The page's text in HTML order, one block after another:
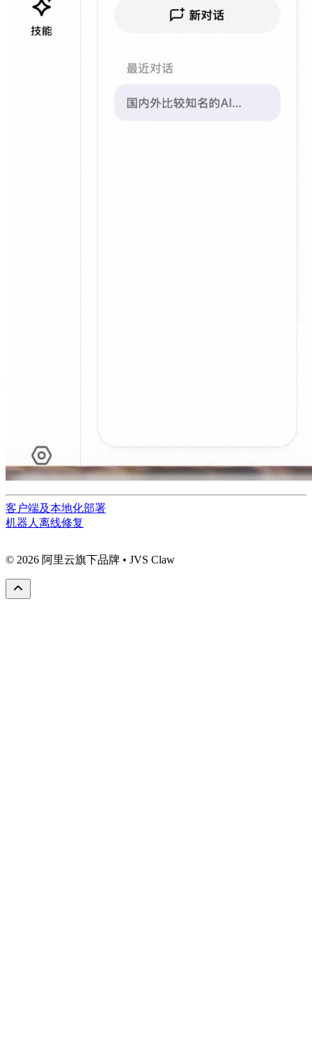
客户端及本地化部署
机器人离线修复
© 2026 阿里云旗下品牌 • JVS Claw